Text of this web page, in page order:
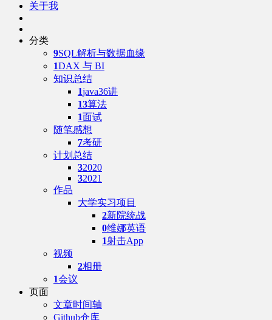
关于我
分类
9SQL解析与数据血缘
1DAX 与 BI
知识总结
1java36讲
13算法
1面试
随笔感想
7考研
计划总结
32020
32021
作品
大学实习项目
2新院统战
0维娜英语
1射击App
视频
2相册
1会议
页面
文章时间轴
Github仓库